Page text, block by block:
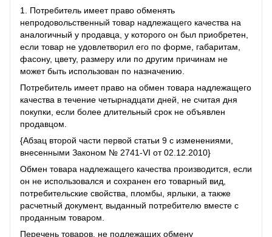
1. Потребитель имеет право обменять
непродовольственный товар надлежащего качества на
аналогичный у продавца, у которого он был приобретен,
если товар не удовлетворил его по форме, габаритам,
фасону, цвету, размеру или по другим причинам не
может быть использован по назначению.
Потребитель имеет право на обмен товара надлежащего
качества в течение четырнадцати дней, не считая дня
покупки, если более длительный срок не объявлен
продавцом.
{Абзац второй части первой статьи 9 с изменениями,
внесенными Законом № 2741-VI от 02.12.2010}
Обмен товара надлежащего качества производится, если
он не использовался и сохранен его товарный вид,
потребительские свойства, пломбы, ярлыки, а также
расчетный документ, выданный потребителю вместе с
проданным товаром.
Перечень товаров, не подлежащих обмену